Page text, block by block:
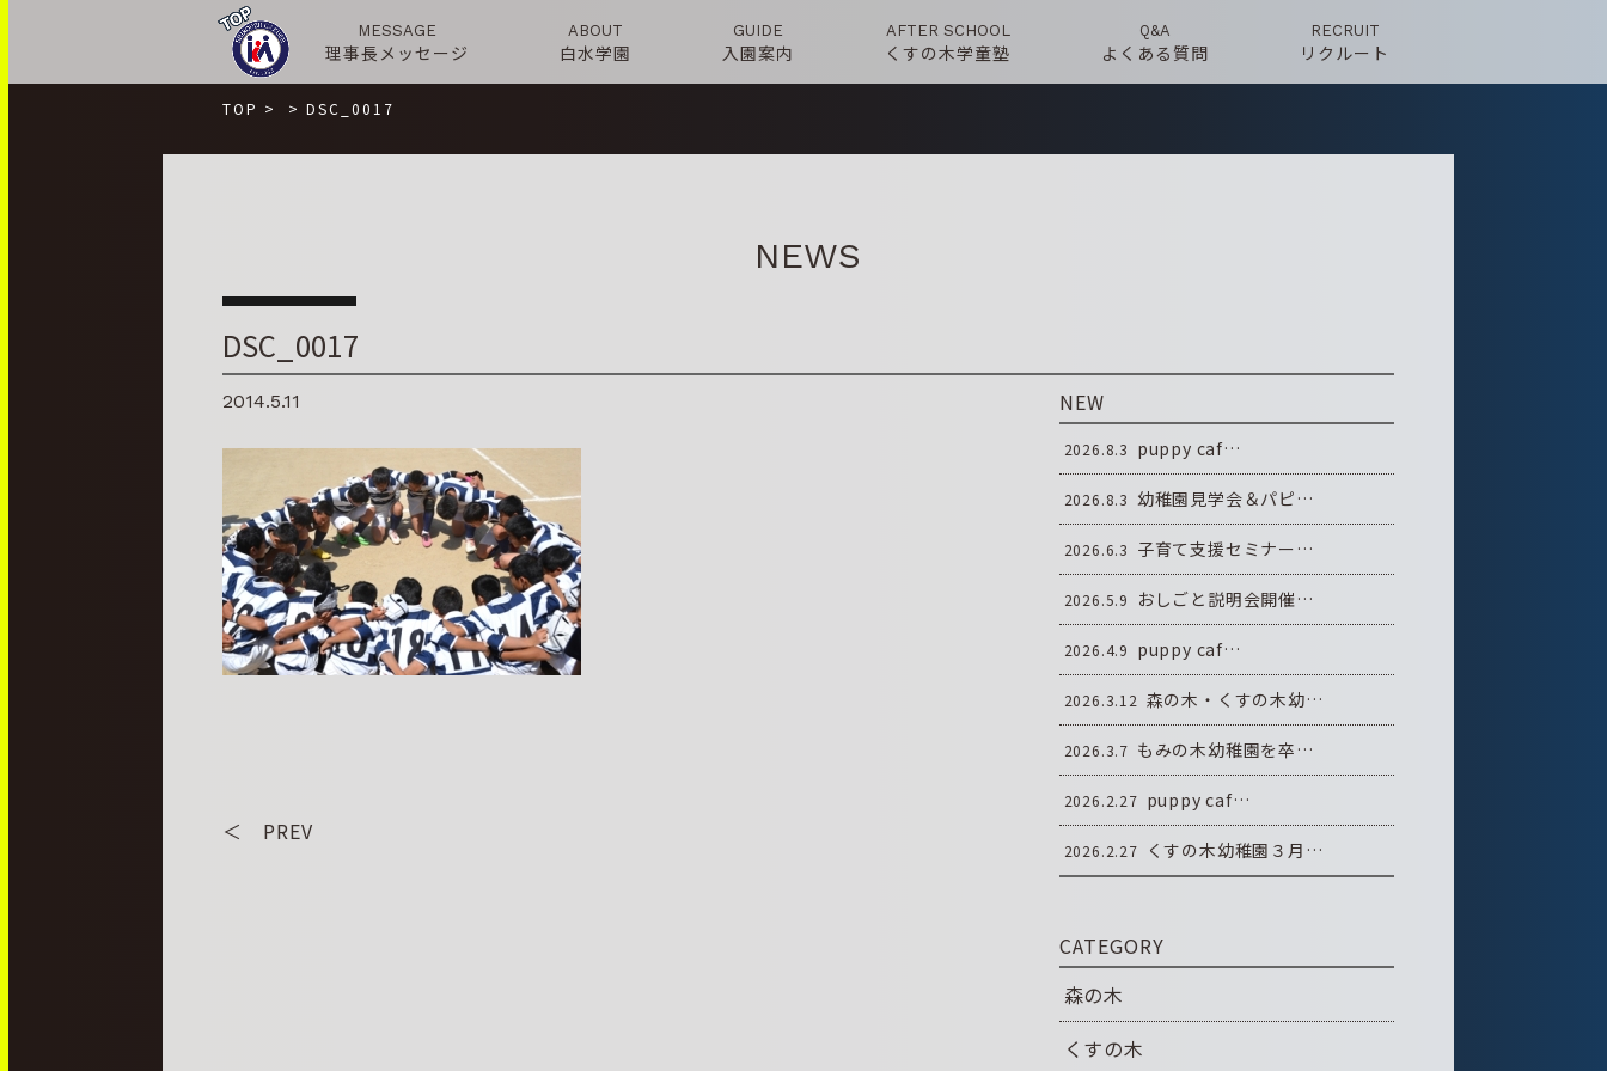
MESSAGE
理事長メッセージ
ABOUT
白水学園
GUIDE
入園案内
AFTER SCHOOL
くすの木学童塾
Q&A
よくある質問
RECRUIT
リクルート
TOP > > DSC_0017
NEWS
DSC_0017
2014.5.11
＜ PREV
NEW
2026.8.3 puppy caf…
2026.8.3 幼稚園見学会＆パピ…
2026.6.3 子育て支援セミナー…
2026.5.9 おしごと説明会開催…
2026.4.9 puppy caf…
2026.3.12 森の木・くすの木幼…
2026.3.7 もみの木幼稚園を卒…
2026.2.27 puppy caf…
2026.2.27 くすの木幼稚園３月…
CATEGORY
森の木
くすの木